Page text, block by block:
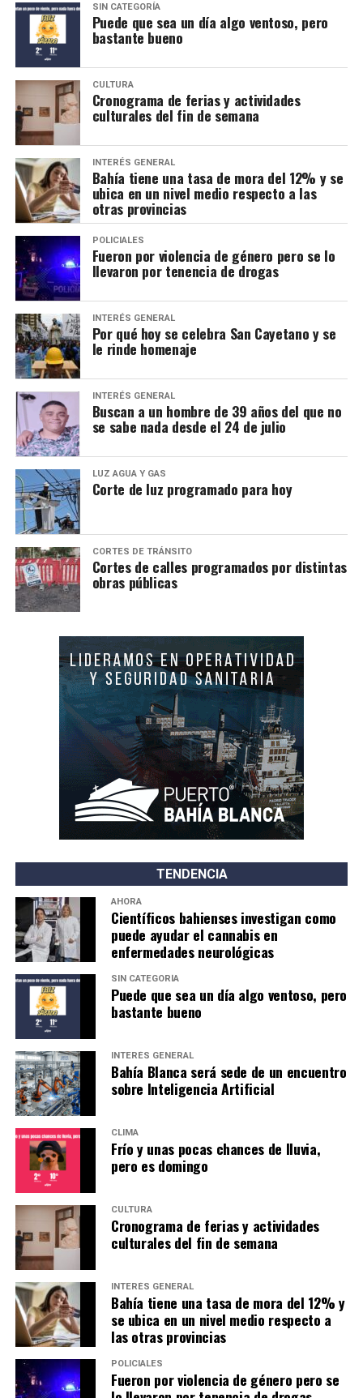
SIN CATEGORÍA
Puede que sea un día algo ventoso, pero
bastante bueno
CULTURA
Cronograma de ferias y actividades
culturales del fin de semana
INTERÉS GENERAL
Bahía tiene una tasa de mora del 12% y se
ubica en un nivel medio respecto a las
otras provincias
POLICIALES
Fueron por violencia de género pero se lo
llevaron por tenencia de drogas
INTERÉS GENERAL
Por qué hoy se celebra San Cayetano y se
le rinde homenaje
INTERÉS GENERAL
Buscan a un hombre de 39 años del que no
se sabe nada desde el 24 de julio
LUZ AGUA Y GAS
Corte de luz programado para hoy
CORTES DE TRÁNSITO
Cortes de calles programados por distintas
obras públicas
TENDENCIA
AHORA
Científicos bahienses investigan como
puede ayudar el cannabis en
enfermedades neurológicas
SIN CATEGORÍA
Puede que sea un día algo ventoso, pero
bastante bueno
INTERÉS GENERAL
Bahía Blanca será sede de un encuentro
sobre Inteligencia Artificial
CLIMA
Frío y unas pocas chances de lluvia,
pero es domingo
CULTURA
Cronograma de ferias y actividades
culturales del fin de semana
INTERÉS GENERAL
Bahía tiene una tasa de mora del 12% y
se ubica en un nivel medio respecto a
las otras provincias
POLICIALES
Fueron por violencia de género pero se